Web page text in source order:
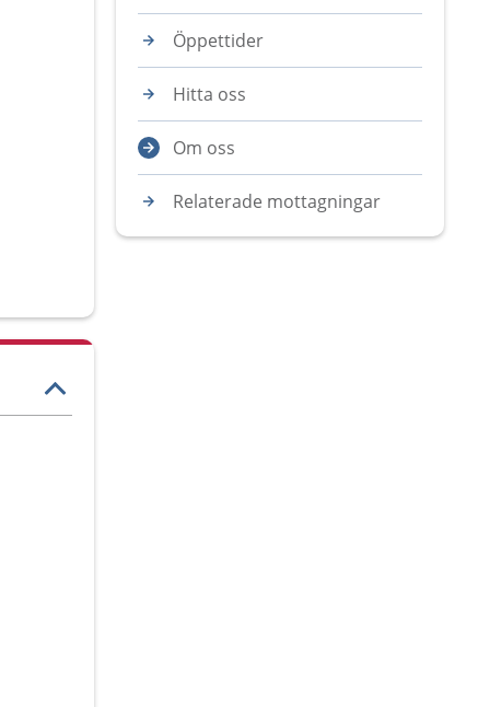
Öppettider
Hitta oss
Om oss
Relaterade mottagningar